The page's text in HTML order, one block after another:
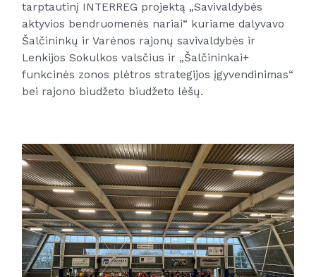
tarptautinį INTERREG projektą „Savivaldybės
aktyvios bendruomenės nariai“ kuriame dalyvavo
Šalčininkų ir Varėnos rajonų savivaldybės ir
Lenkijos Sokulkos valsčius ir „Šalčininkai+
funkcinės zonos plėtros strategijos įgyvendinimas“
bei rajono biudžeto biudžeto lėšų.